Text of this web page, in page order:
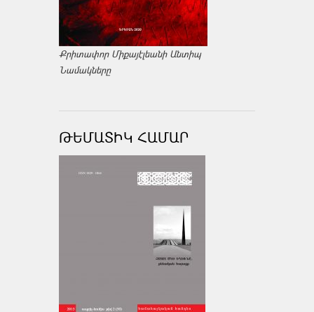
Քրիտափոր Միքայէլեանի Անտիպ
Նամակները
ԹԵՄԱՏԻԿ ՀԱՄԱՐ